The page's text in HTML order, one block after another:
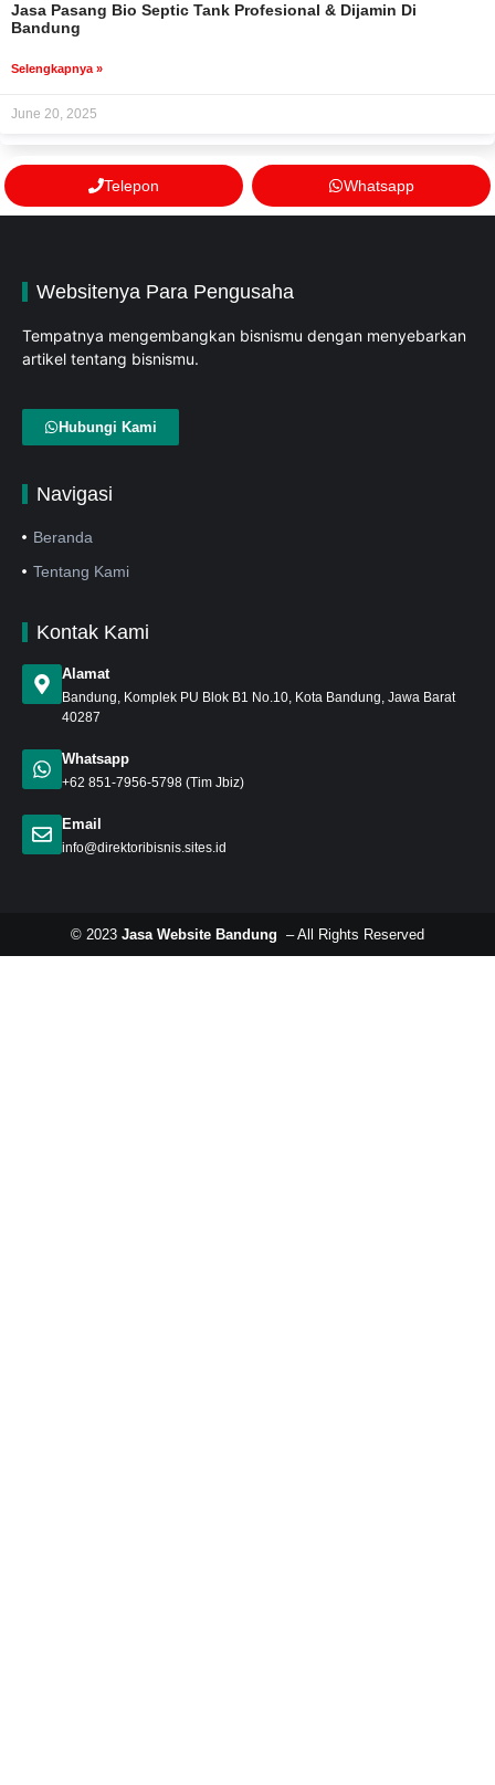
Jasa Pasang Bio Septic Tank Profesional & Dijamin Di
Bandung
Selengkapnya »
June 20, 2025
Telepon Whatsapp
Websitenya Para Pengusaha
Tempatnya mengembangkan bisnismu dengan menyebarkan
artikel tentang bisnismu.
Hubungi Kami
Navigasi
Beranda
Tentang Kami
Kontak Kami
Alamat
Bandung , Komplek PU Blok B1 No.10, Kota Bandung, Jawa Barat
40287
Whatsapp
+62 851-7956-5798 (Tim Jbiz)
Email
info@direktoribisnis.sites.id
© 2023 Jasa Website Bandung – All Rights Reserved